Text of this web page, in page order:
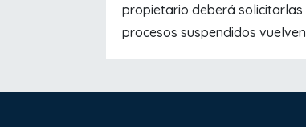
propietario deberá
procesos suspendidos